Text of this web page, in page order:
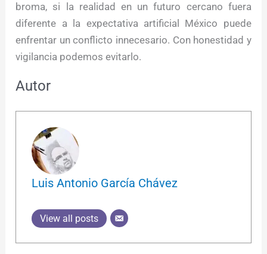
broma, si la realidad en un futuro cercano fuera
diferente a la expectativa artificial México puede
enfrentar un conflicto innecesario. Con honestidad y
vigilancia podemos evitarlo.
Autor
Luis Antonio García Chávez
View all posts